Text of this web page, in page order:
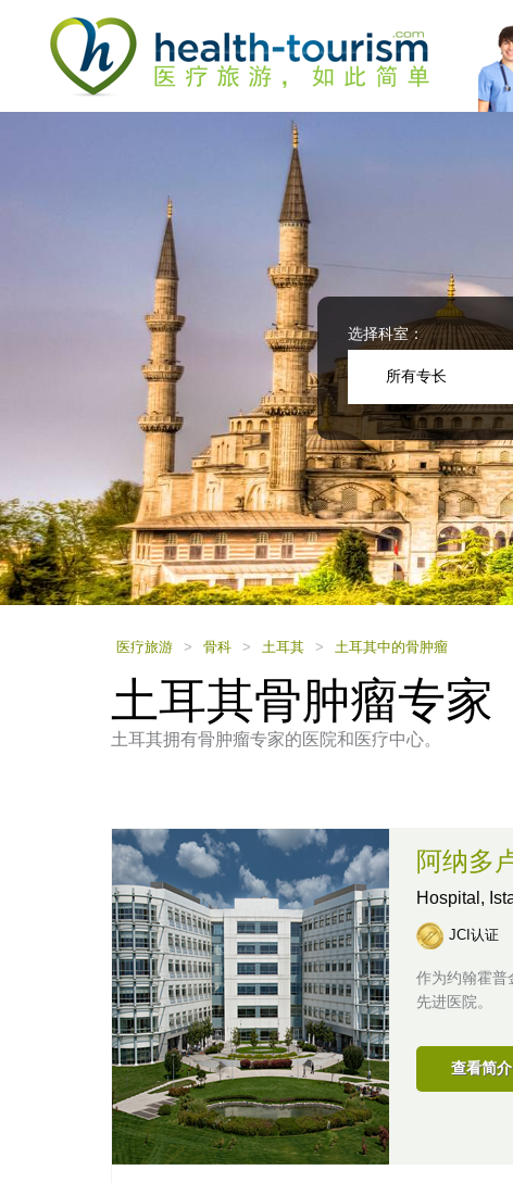
a
screen
reader;
Press
Control-
选择科室：
所有专长
医疗旅游 > 骨科 > 土耳其 > 土耳其中的骨肿瘤
土耳其骨肿瘤专家
土耳其拥有骨肿瘤专家的医院和医疗中心。
阿纳多
Hospital,
JCI认证
作为约翰霍普
先进医院。
查看简介